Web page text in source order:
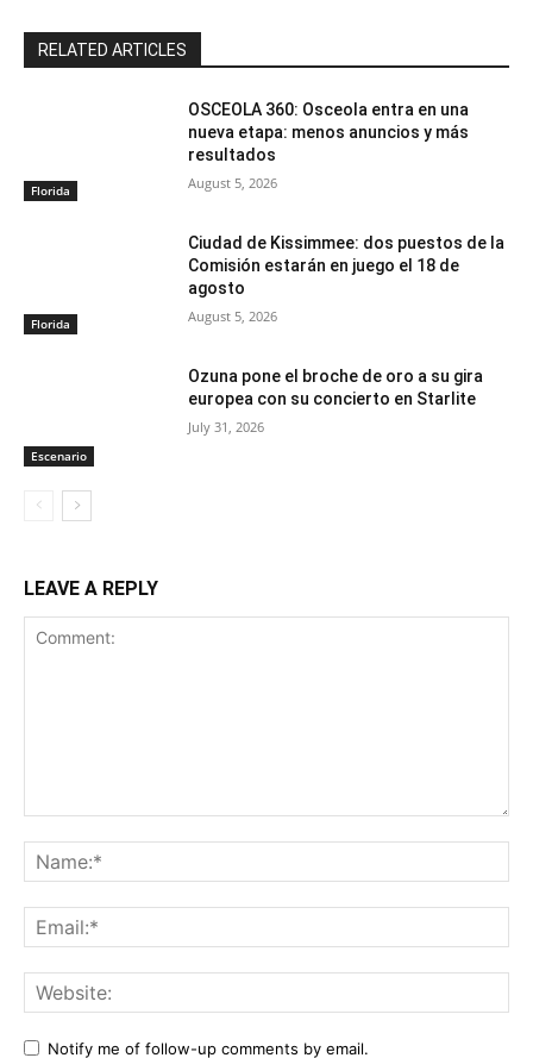
RELATED ARTICLES
Florida
OSCEOLA 360: Osceola entra en una
nueva etapa: menos anuncios y más
resultados
August 5, 2026
Florida
Ciudad de Kissimmee: dos puestos de la
Comisión estarán en juego el 18 de
agosto
August 5, 2026
Escenario
Ozuna pone el broche de oro a su gira
europea con su concierto en Starlite
July 31, 2026
LEAVE A REPLY
Notify me of follow-up comments by email.